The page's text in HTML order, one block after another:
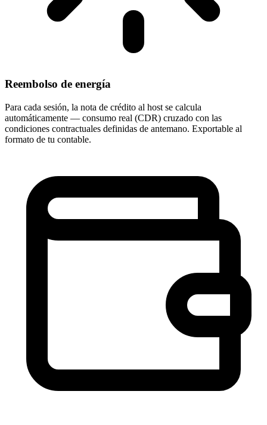
Reembolso de energía
Para cada sesión, la nota de crédito al host se calcula
automáticamente — consumo real (CDR) cruzado con las
condiciones contractuales definidas de antemano. Exportable al
formato de tu contable.